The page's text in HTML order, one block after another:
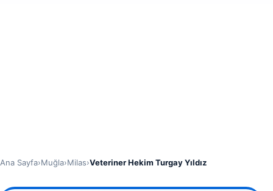
Ana Sayfa›Muğla›Milas›Veteriner Hekim Turgay Yıldız